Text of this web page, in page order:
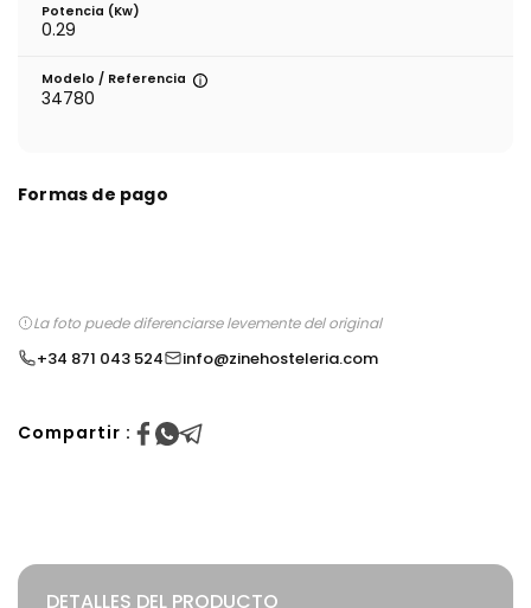
Potencia (Kw)
0.29
Modelo / Referencia
34780
Formas de pago
La foto puede diferenciarse levemente del original
+34 871 043 524 info@zinehosteleria.com
Compartir :
DETALLES DEL PRODUCTO